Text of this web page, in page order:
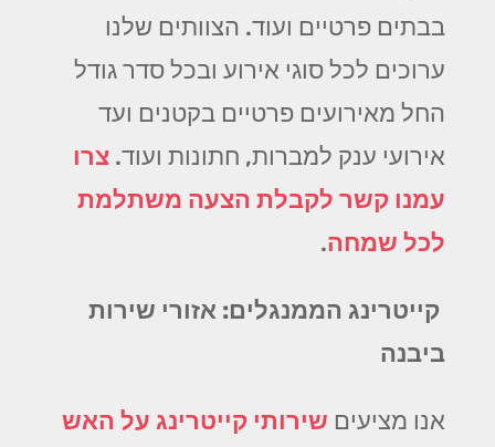
בבתים פרטיים ועוד. הצוותים שלנו
ערוכים לכל סוגי אירוע ובכל סדר גודל
החל מאירועים פרטיים בקטנים ועד
אירועי ענק למברות, חתונות ועוד. צרו
עמנו קשר לקבלת הצעה משתלמת
לכל שמחה.
קייטרינג הממנגלים: אזורי שירות
ביבנה
אנו מציעים שירותי קייטרינג על האש